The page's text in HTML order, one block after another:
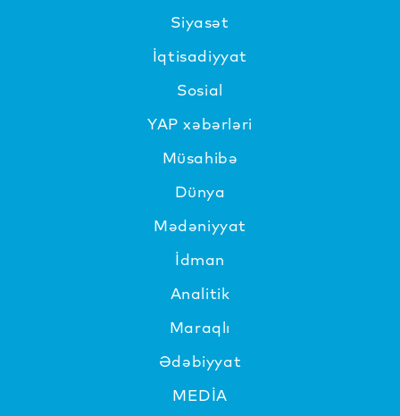
Siyasət
İqtisadiyyat
Sosial
YAP xəbərləri
Müsahibə
Dünya
Mədəniyyat
İdman
Analitik
Maraqlı
Ədəbiyyat
MEDİA